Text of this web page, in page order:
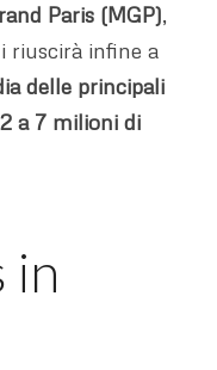
Paris (MGP),
riuscirà infine a
delle principali
a 7 milioni di
in